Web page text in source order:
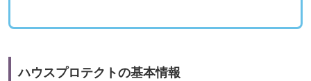
ハウスプロテクトの基本情報